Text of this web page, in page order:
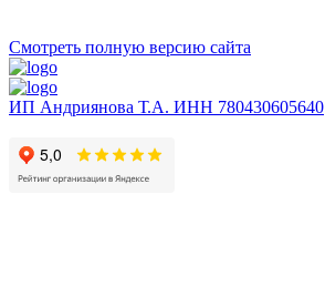
Смотреть полную версию сайта
ИП Андриянова Т.А. ИНН 780430605640